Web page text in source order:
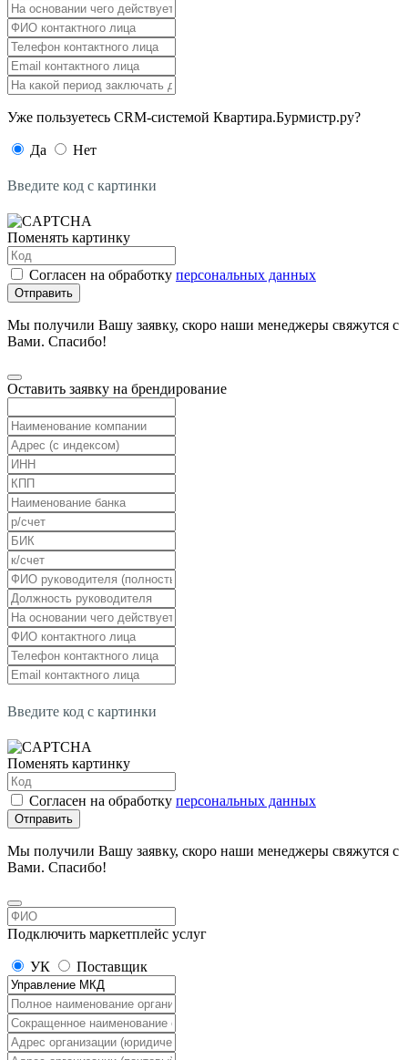
Уже пользуетесь CRM-системой Квартира.Бурмистр.ру?
Да Нет
Введите код с картинки
Поменять картинку
Согласен на обработку персональных данных
Отправить
Мы получили Вашу заявку, скоро наши менеджеры свяжутся с
Вами. Спасибо!
Оставить заявку на брендирование
Введите код с картинки
Поменять картинку
Согласен на обработку персональных данных
Отправить
Мы получили Вашу заявку, скоро наши менеджеры свяжутся с
Вами. Спасибо!
Подключить маркетплейс услуг
УК Поставщик